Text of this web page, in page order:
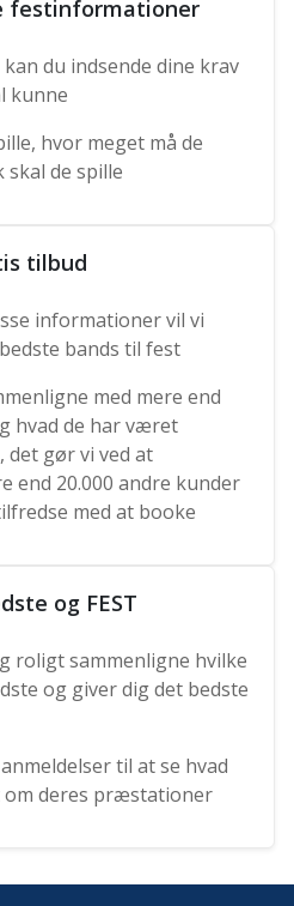
festinformationer
du indsende dine krav
kunne
hvor meget må de
de spille
tilbud
informationer vil vi
bands til fest
med mere end
hvad de har været
det gør vi ved at
end 20.000 andre kunder
med at booke
og FEST
roligt sammenligne hvilke
og giver dig det bedste
til at se hvad
om deres præstationer